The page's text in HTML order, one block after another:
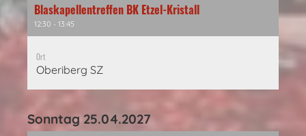
Blaskapellentreffen BK Etzel-Kristall
12:30 - 13:45
Ort
Oberiberg SZ
Sonntag 25.04.2027